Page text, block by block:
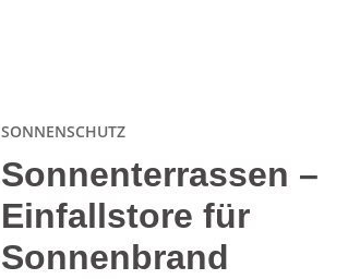
Sonnenterrassen –
Einfallstore für
Sonnenbrand
SONNENSCHUTZ